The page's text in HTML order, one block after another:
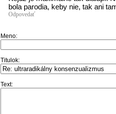
bola parodia, keby nie, tak ani
Odpovedať
Meno:
Titulok:
Text: